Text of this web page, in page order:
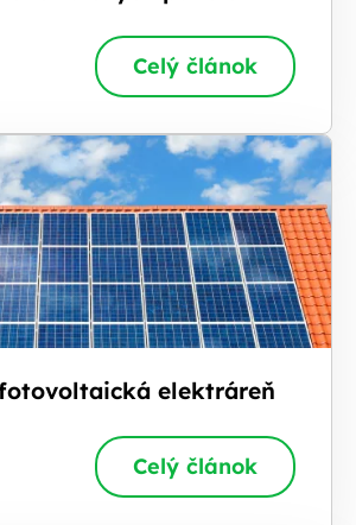
Celý článok
elektráreň
Celý článok